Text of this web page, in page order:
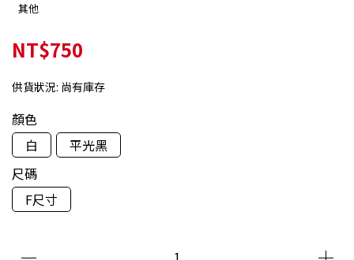
其他
NT$750
供貨狀況: 尚有庫存
顏色
白
平光黑
尺碼
F尺寸